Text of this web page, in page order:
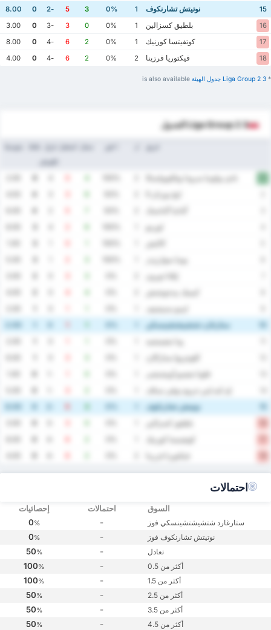
15
نوتيتش تشارنكوف 1
0%
3
5
-2
0
8.00
16
بلطيق كسزالين 1
0%
0
3
-3
0
3.00
17
كوتفيتسا كورنيك 1
0%
2
6
-4
0
8.00
18
فيكتوريا فرزينا 2
0%
2
6
-4
0
4.00
* 3 Liga Group 2 ‏جدول الهيئة
3 Liga Group 2 الجدول
نادي بولونيا سرودا ويلكوبولسكا
ليخ بوزنان II
لوزينو
كاليش
يونيا سوارژيدز
إيلانا تورون
كيميك بيدجوشتش
ليبنو ستيشيف
ستارغارد شتشيشتشينسكي
ودا شفيتشيه
كلوچزيوا ستارګارد
فلوتا شفينو أويشتشى
إم كيه إس جروم نوفي ستاف
نوتيتش تشارنكوف
بلطيق كسزالين
كوتفيتسا كورنيك
فيكتوريا فرزينا
احتمالات
السوق احتمالات إحصائيات
ستارغارد شتشيشتشينسكي فوز -
0%
نوتيتش تشارنكوف فوز -
0%
تعادل -
50%
أكثر من 0.5 -
100%
أكثر من 1.5 -
100%
أكثر من 2.5 -
50%
أكثر من 3.5 -
50%
أكثر من 4.5 -
50%